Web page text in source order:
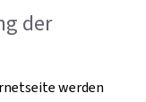
der
werden